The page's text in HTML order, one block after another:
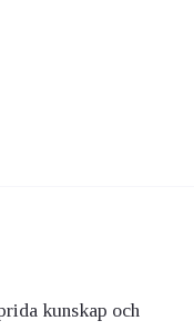
kunskap och